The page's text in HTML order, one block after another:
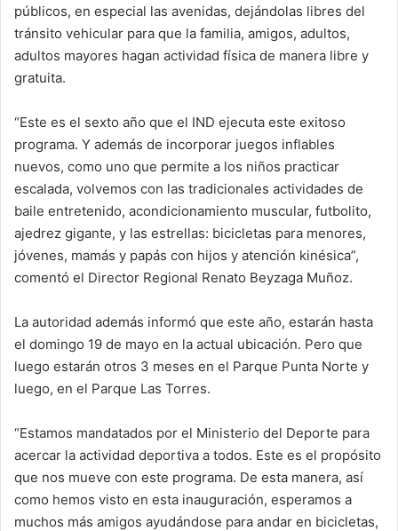
públicos, en especial las avenidas, dejándolas libres del
tránsito vehicular para que la familia, amigos, adultos,
adultos mayores hagan actividad física de manera libre y
gratuita.
“Este es el sexto año que el IND ejecuta este exitoso
programa. Y además de incorporar juegos inflables
nuevos, como uno que permite a los niños practicar
escalada, volvemos con las tradicionales actividades de
baile entretenido, acondicionamiento muscular, futbolito,
ajedrez gigante, y las estrellas: bicicletas para menores,
jóvenes, mamás y papás con hijos y atención kinésica”,
comentó el Director Regional Renato Beyzaga Muñoz.
La autoridad además informó que este año, estarán hasta
el domingo 19 de mayo en la actual ubicación. Pero que
luego estarán otros 3 meses en el Parque Punta Norte y
luego, en el Parque Las Torres.
“Estamos mandatados por el Ministerio del Deporte para
acercar la actividad deportiva a todos. Este es el propósito
que nos mueve con este programa. De esta manera, así
como hemos visto en esta inauguración, esperamos a
muchos más amigos ayudándose para andar en bicicletas,